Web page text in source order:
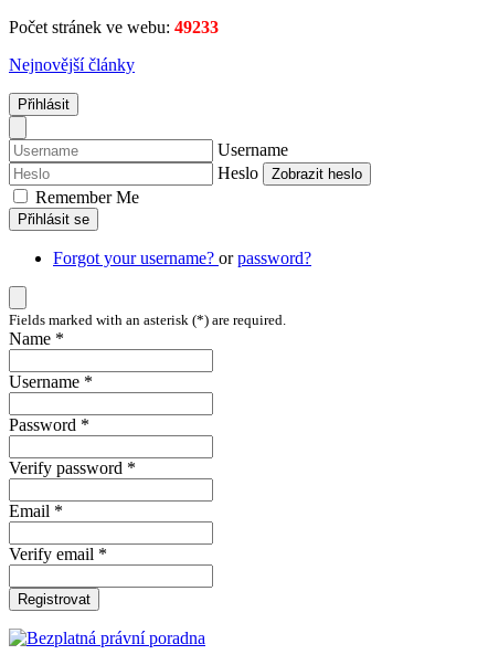
Počet stránek ve webu: 49233
Nejnovější články
Přihlásit
Username
Heslo
Zobrazit heslo
Remember Me
Přihlásit se
Forgot your username? orpassword?
Fields marked with an asterisk (*) are required.
Name *
Username *
Password *
Verify password *
Email *
Verify email *
Registrovat